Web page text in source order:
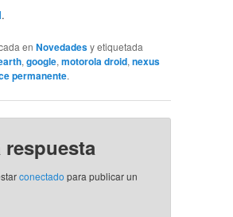
.
enNovedadesy etiquetada
,google,motorola droid,nexus
permanente.
respuesta
conectado para publicar un